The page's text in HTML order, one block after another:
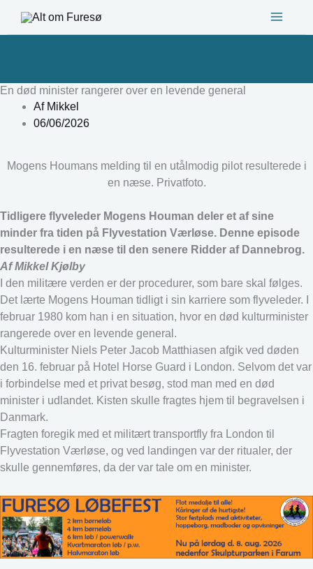
En død minister rangerer over en levende general
AfMikkel
06/06/2026
Mogens Houmans melding til en utålmodig pilot resulterede i
en næse. Privatfoto.
Tidligere flyveleder Mogens Houman deler et af sine
minder fra tiden på Flyvestation Værløse. Denne episode
resulterede i en næse til den senere Ridder af Dannebrog.
Af Mikkel Kjølby
I den militære verden er der procedurer, som bare skal følges.
Det lærte Mogens Houman tidligt i sin karriere som flyveleder. I
februar 1980 kom han i en situation, hvor en død kulturminister
rangerede over en levende general.
Kulturminister Niels Peter Jacob Matthiasen afgik ved døden
den 16. februar på Hotel Horse Guard i London. Selvom det var
i forbindelse med et privat besøg, stod man med en død
minister i udlandet. Kisten skulle fragtes hjem til begravelsen i
Danmark.
Fragten foregik med et militært transportfly fra London til
Flyvestation Værløse, og ved landingen var der ritualer, der
skulle gennemføres, da der var tale om en minister.